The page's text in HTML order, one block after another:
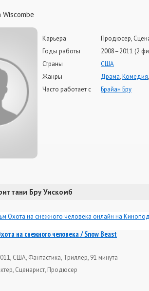
Карьера
Продюсер,
Годы работы
2008–2011 (2
Страны
США
Жанры
Драма,Комедия
Часто работает с
Брайан Бру
Бру Уискомб
на снежного человека / Snow Beast
США, Фантастика, Триллер, 91 минута
Сценарист, Продюсер